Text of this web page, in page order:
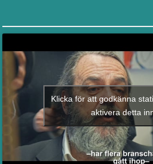
Klicka för att godkänna
aktivera detta